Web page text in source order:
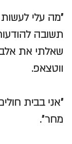
״מה עלי
תשובה
שאלתי את
ווטצאפ.
״אני בבית
מחר״.